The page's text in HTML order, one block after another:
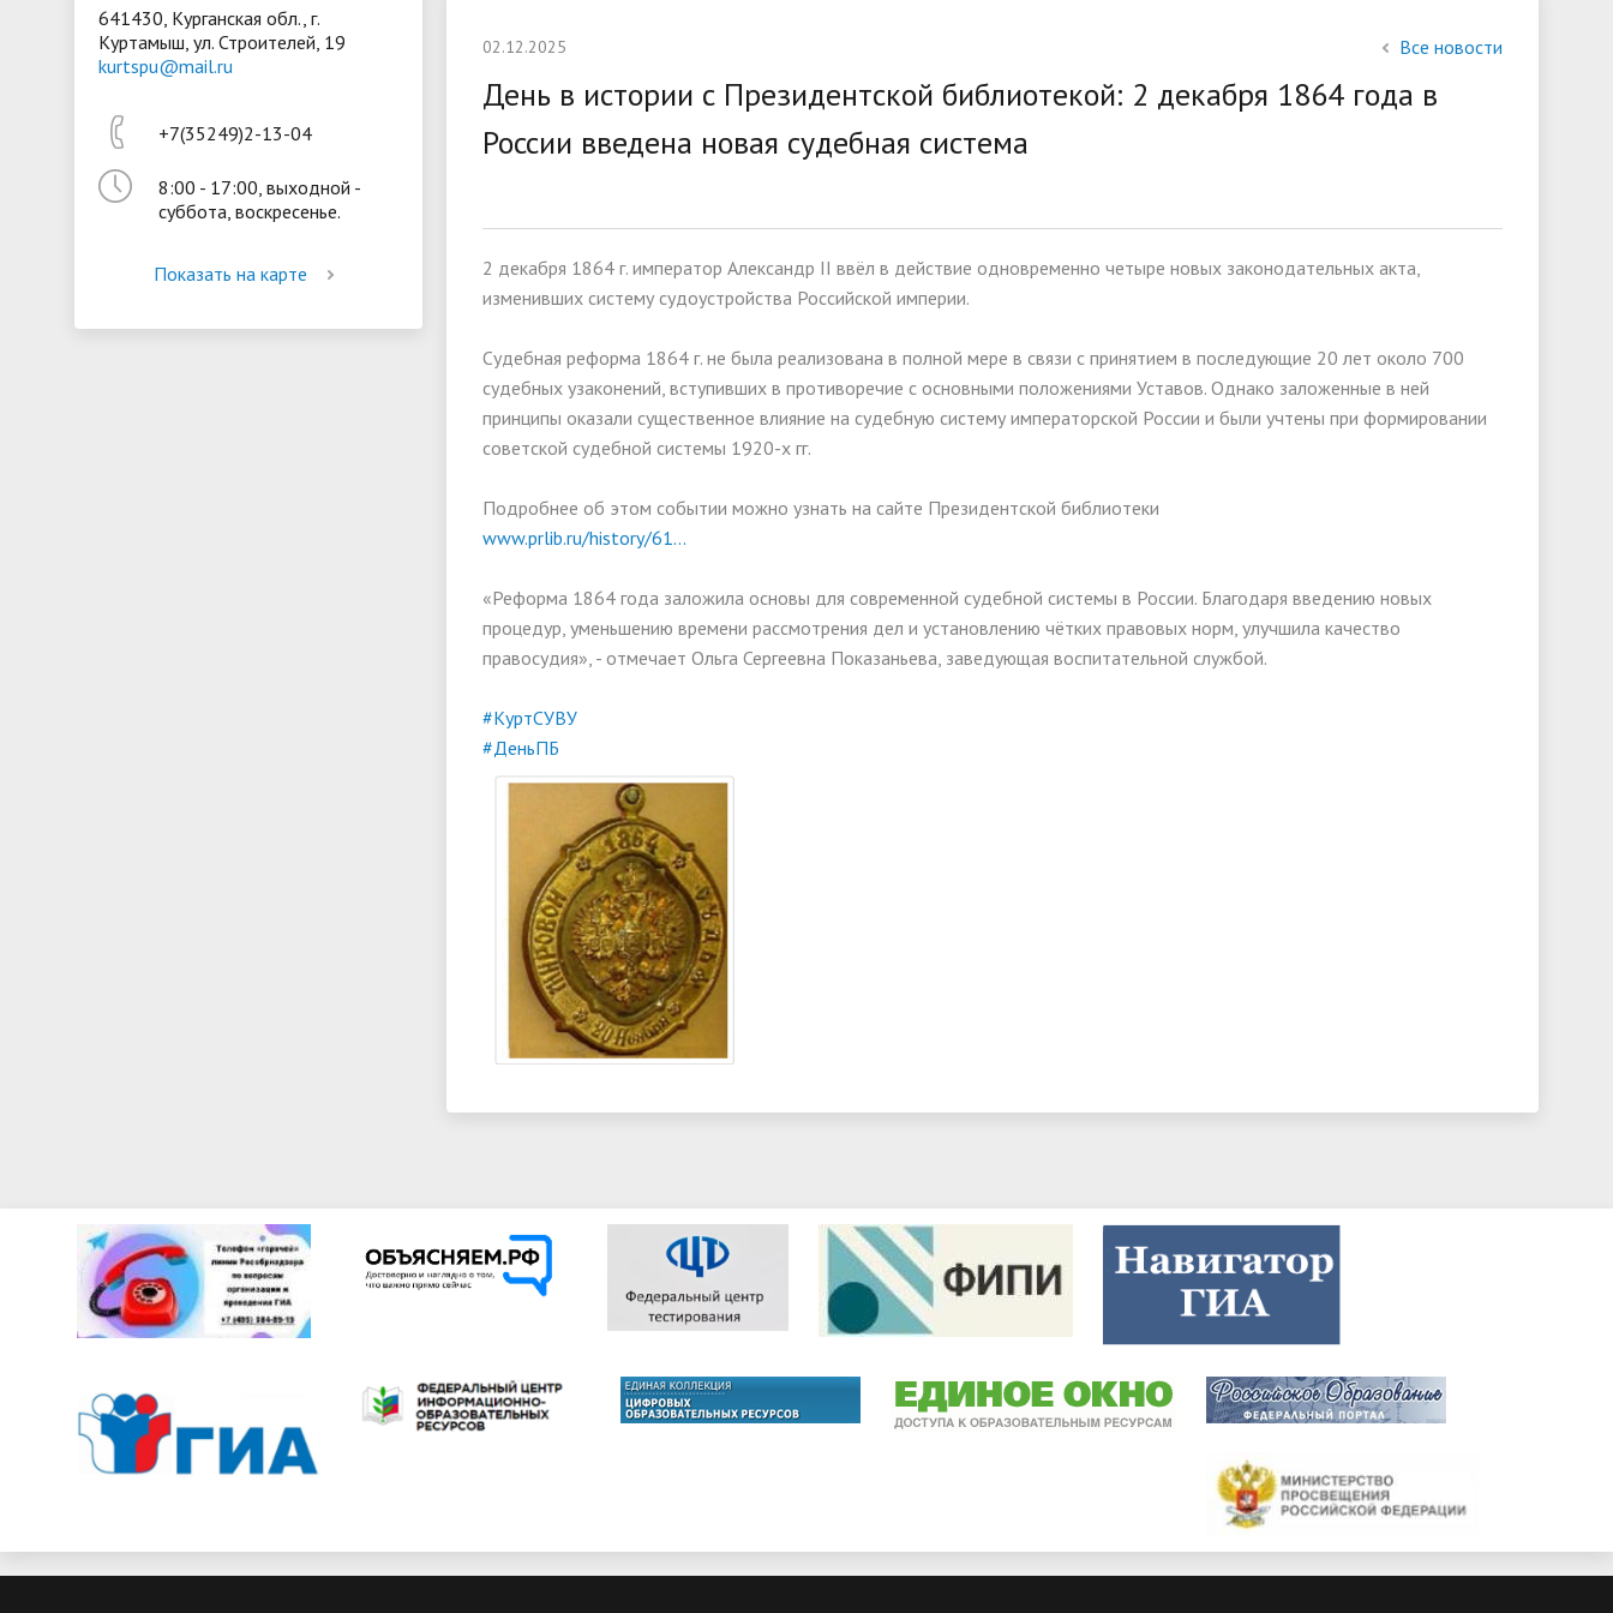
Материально-техническое
обеспечение и оснащённость
образовательного процесса
Стипендии и меры поддержки
обучающихся
Платные образовательные услуги
Финансово-хозяйственная
деятельность
Вакантные места для приёма
Доступная среда
Президентская библиотека
Воспитательная работа
641430, Курганская обл., г.
Куртамыш, ул. Строителей, 19
kurtspu@mail.ru
+7(35249)2-13-04
8:00 - 17:00, выходной -
суббота, воскресенье.
Показать на карте
02.12.2025 Все новости
День в истории с Президентской библиотекой: 2 декабря 1864 года в
России введена новая судебная система
2 декабря 1864 г. император Александр II ввёл в действие одновременно четыре новых законодательных акта,
изменивших систему судоустройства Российской империи.
Судебная реформа 1864 г. не была реализована в полной мере в связи с принятием в последующие 20 лет около 700
судебных узаконений, вступивших в противоречие с основными положениями Уставов. Однако заложенные в ней
принципы оказали существенное влияние на судебную систему императорской России и были учтены при формировании
советской судебной системы 1920-х гг.
Подробнее об этом событии можно узнать на сайте Президентской библиотеки
www.prlib.ru/history/61...
«Реформа 1864 года заложила основы для современной судебной системы в России. Благодаря введению новых
процедур, уменьшению времени рассмотрения дел и установлению чётких правовых норм, улучшила качество
правосудия», - отмечает Ольга Сергеевна Показаньева, заведующая воспитательной службой.
#КуртСУВУ
#ДеньПБ